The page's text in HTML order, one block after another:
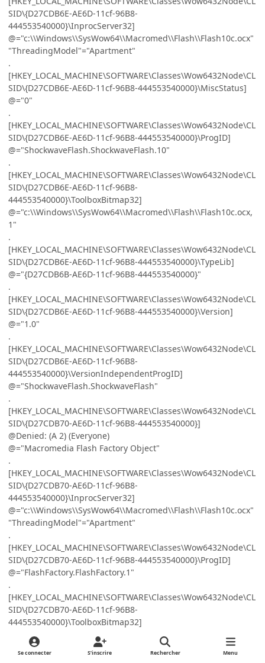
SID\{D27CDB6E-AE6D-11cf-96B8-
444553540000}\InprocServer32]
@="c:\\Windows\\SysWow64\\Macromed\\Flash\\Flash10c.ocx"
"ThreadingModel"="Apartment"
.
[HKEY_LOCAL_MACHINE\SOFTWARE\Classes\Wow6432Node\CL
SID\{D27CDB6E-AE6D-11cf-96B8-444553540000}\MiscStatus]
@="0"
.
[HKEY_LOCAL_MACHINE\SOFTWARE\Classes\Wow6432Node\CL
SID\{D27CDB6E-AE6D-11cf-96B8-444553540000}\ProgID]
@="ShockwaveFlash.ShockwaveFlash.10"
.
[HKEY_LOCAL_MACHINE\SOFTWARE\Classes\Wow6432Node\CL
SID\{D27CDB6E-AE6D-11cf-96B8-
444553540000}\ToolboxBitmap32]
@="c:\\Windows\\SysWow64\\Macromed\\Flash\\Flash10c.ocx,
1"
.
[HKEY_LOCAL_MACHINE\SOFTWARE\Classes\Wow6432Node\CL
SID\{D27CDB6E-AE6D-11cf-96B8-444553540000}\TypeLib]
@="{D27CDB6B-AE6D-11cf-96B8-444553540000}"
.
[HKEY_LOCAL_MACHINE\SOFTWARE\Classes\Wow6432Node\CL
SID\{D27CDB6E-AE6D-11cf-96B8-444553540000}\Version]
@="1.0"
.
[HKEY_LOCAL_MACHINE\SOFTWARE\Classes\Wow6432Node\CL
SID\{D27CDB6E-AE6D-11cf-96B8-
444553540000}\VersionIndependentProgID]
@="ShockwaveFlash.ShockwaveFlash"
.
[HKEY_LOCAL_MACHINE\SOFTWARE\Classes\Wow6432Node\CL
SID\{D27CDB70-AE6D-11cf-96B8-444553540000}]
@Denied: (A 2) (Everyone)
@="Macromedia Flash Factory Object"
.
[HKEY_LOCAL_MACHINE\SOFTWARE\Classes\Wow6432Node\CL
SID\{D27CDB70-AE6D-11cf-96B8-
444553540000}\InprocServer32]
@="c:\\Windows\\SysWow64\\Macromed\\Flash\\Flash10c.ocx"
"ThreadingModel"="Apartment"
.
[HKEY_LOCAL_MACHINE\SOFTWARE\Classes\Wow6432Node\CL
SID\{D27CDB70-AE6D-11cf-96B8-444553540000}\ProgID]
@="FlashFactory.FlashFactory.1"
.
[HKEY_LOCAL_MACHINE\SOFTWARE\Classes\Wow6432Node\CL
SID\{D27CDB70-AE6D-11cf-96B8-
444553540000}\ToolboxBitmap32]
@="c:\\Windows\\SysWow64\\Macromed\\Flash\\Flash10c.ocx,
Se connecter S’inscrire Rechercher Menu